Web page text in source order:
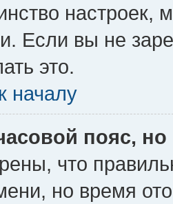
настроек,
Если вы не
это.
началу
пояс,
что
но время